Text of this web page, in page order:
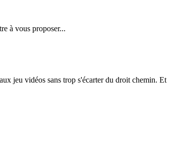
à vous proposer...
jeu vidéos sans trop s'écarter du droit chemin. Et